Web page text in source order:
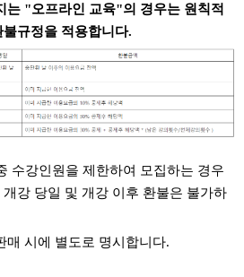
는 "오프라인 교육"의 경우는 원칙적
규정을 적용합니다.
수강인원을 제한하여 모집하는 경우
강 당일 및 개강 이후 환불은 불가하
매 시에 별도로 명시합니다.